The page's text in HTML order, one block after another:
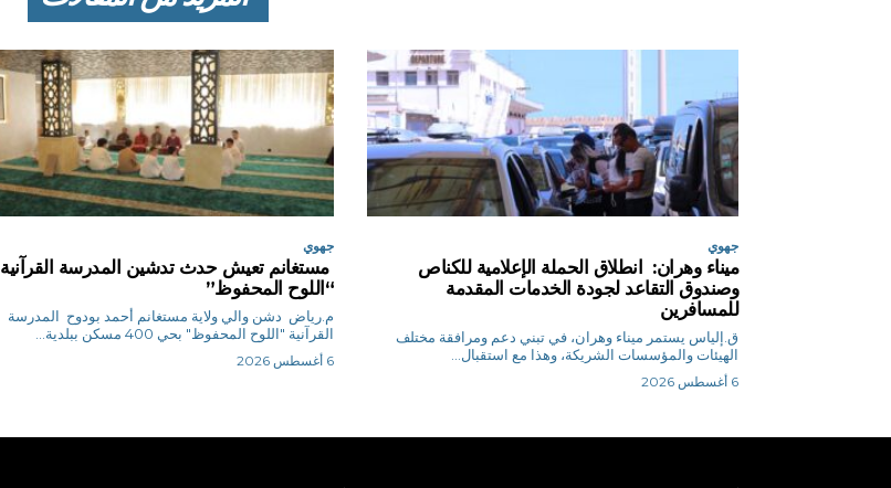
جهوي
ميناء وهران: انطلاق الحملة الإعلامية للكناص
وصندوق التقاعد لجودة الخدمات المقدمة
للمسافرين
ق.إلياس يستمر ميناء وهران، في تبني دعم ومرافقة مختلف
الهيئات والمؤسسات الشريكة، وهذا مع استقبال...
6 أغسطس 2026
جهوي
مستغانم تعيش حدث تدشين المدرسة القرآنية
“اللوح المحفوظ”
م.رياض دشن والي ولاية مستغانم أحمد بودوح المدرسة
القرآنية "اللوح المحفوظ" بحي 400 مسكن ببلدية...
6 أغسطس 2026